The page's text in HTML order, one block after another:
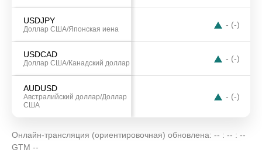
USDJPY
Доллар США/Японская иена - (-)
USDCAD
Доллар США/Канадский доллар - (-)
AUDUSD
Австралийский доллар/Доллар
США
- (-)
Онлайн-трансляция (ориентировочная) обновлена: -- : -- : --
GTM --